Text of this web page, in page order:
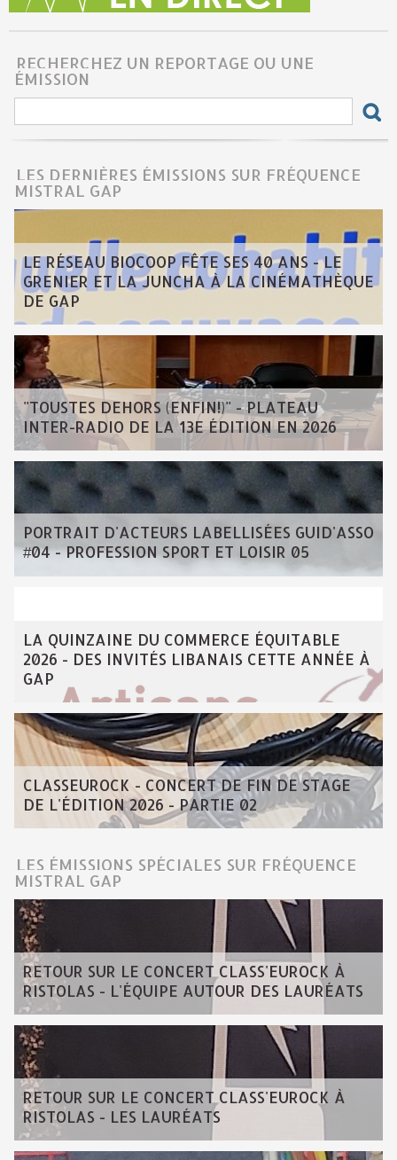
RECHERCHEZ UN REPORTAGE OU UNE
ÉMISSION
LES DERNIÈRES ÉMISSIONS SUR FRÉQUENCE
MISTRAL GAP
LE RÉSEAU BIOCOOP FÊTE SES 40 ANS - LE
GRENIER ET LA JUNCHA À LA CINÉMATHÈQUE
DE GAP
"TOUSTES DEHORS (ENFIN!)" - PLATEAU
INTER-RADIO DE LA 13E ÉDITION EN 2026
PORTRAIT D'ACTEURS LABELLISÉES GUID'ASSO
#04 - PROFESSION SPORT ET LOISIR 05
LA QUINZAINE DU COMMERCE ÉQUITABLE
2026 - DES INVITÉS LIBANAIS CETTE ANNÉE À
GAP
CLASSEUROCK - CONCERT DE FIN DE STAGE
DE L'ÉDITION 2026 - PARTIE 02
LES ÉMISSIONS SPÉCIALES SUR FRÉQUENCE
MISTRAL GAP
RETOUR SUR LE CONCERT CLASS'EUROCK À
RISTOLAS - L'ÉQUIPE AUTOUR DES LAURÉATS
RETOUR SUR LE CONCERT CLASS'EUROCK À
RISTOLAS - LES LAURÉATS